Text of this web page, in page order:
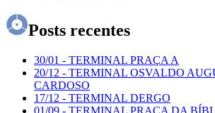
Posts recentes
30/01 - TERMINAL PRAÇA A
20/12 - TERMINAL OSVALDO
CARDOSO
17/12 - TERMINAL DERGO